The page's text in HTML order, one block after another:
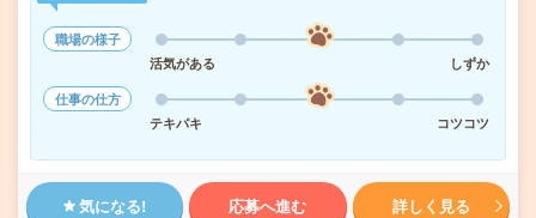
職場の様子
活気がある
しずか
仕事の仕方
テキパキ
コツコツ
気になる! 応募へ進む 詳しく見る